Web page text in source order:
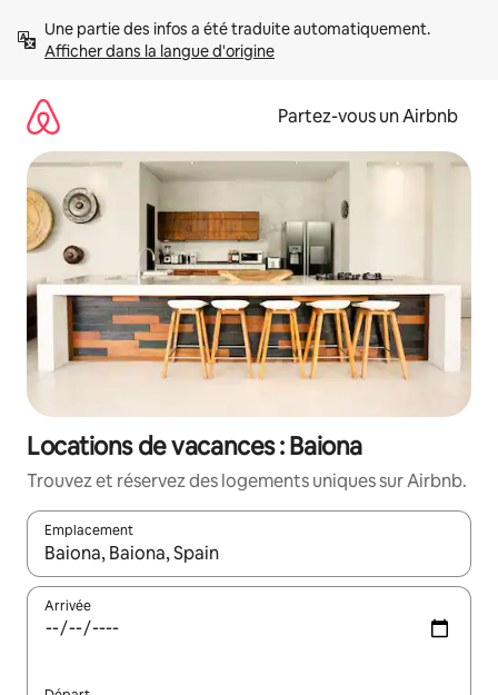
directement
Afficher dans la langue d'origine
Partez-vous un Airbnb
Locations de vacances : Baiona
Trouvez et réservez des logements uniques sur Airbnb.
Emplacement
Quand les résultats sont affichés, parcourez-les en utilisant
Arrivée